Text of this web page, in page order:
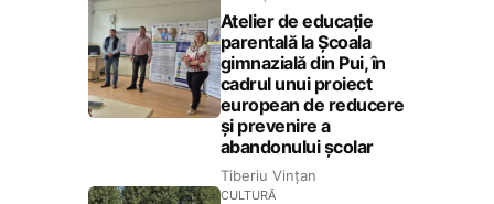
Atelier de educație
parentală la Școala
gimnazială din Pui, în
cadrul unui proiect
european de reducere
și prevenire a
abandonului școlar
Tiberiu Vințan
CULTURĂ